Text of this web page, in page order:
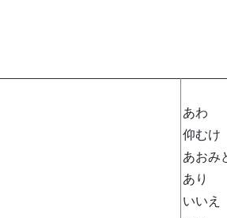
あわ
仰むけ
あおみ
あり
いいえ